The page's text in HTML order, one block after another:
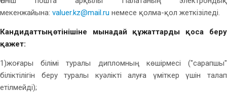
мекенжайына: valuer.kz@mail.ru немесе қолма-қол жеткізіледі.
Кандидаттың өтінішіне мынадай құжаттарды қоса беру
қажет:
1)жоғары білімі туралы дипломның көшірмесі ("сарапшы"
біліктілігін беру туралы куәлікті алуға үміткер үшін талап
етілмейді);